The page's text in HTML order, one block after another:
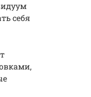
себя